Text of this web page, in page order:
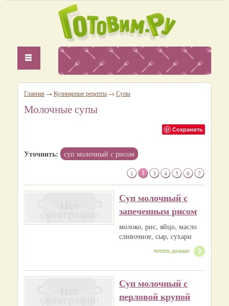
Главная → Кулинарные рецепты → Супы
Молочные супы
Сохранить
Уточнить: суп молочный с рисом
1 2 3 4 5 6 7
Суп молочный с
запеченным рисом
молоко, рис, яйцо, масло
сливочное, сыр, сухари
читать дальше
Суп молочный с
перловой крупой